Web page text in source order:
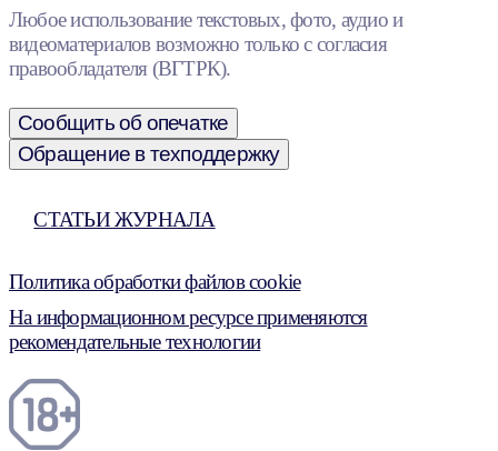
Любое использование текстовых, фото, аудио и
видеоматериалов возможно только с согласия
правообладателя (ВГТРК).
Сообщить об опечатке
Обращение в техподдержку
СТАТЬИ ЖУРНАЛА
Политика обработки файлов cookie
На информационном ресурсе применяются
рекомендательные технологии